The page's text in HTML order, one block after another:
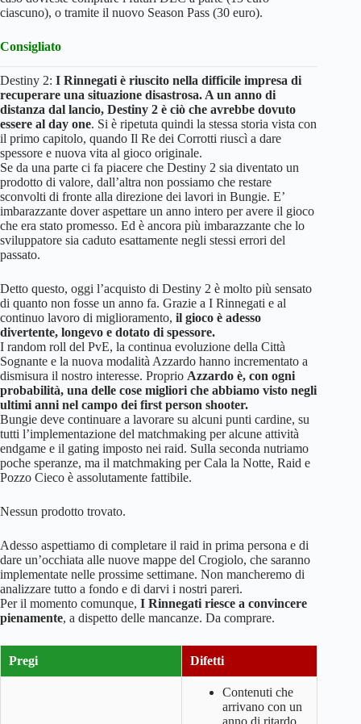
ciascuno), o tramite il nuovo Season Pass (30 euro).
Consigliato
Destiny 2: I Rinnegati è riuscito nella difficile impresa di
recuperare una situazione disastrosa. A un anno di
distanza dal lancio, Destiny 2 è ciò che avrebbe dovuto
essere al day one. Si è ripetuta quindi la stessa storia vista con
il primo capitolo, quando Il Re dei Corrotti riuscì a dare
spessore e nuova vita al gioco originale.
Se da una parte ci fa piacere che Destiny 2 sia diventato un
prodotto di valore, dall’altra non possiamo che restare
sconvolti di fronte alla direzione dei lavori in Bungie. E’
imbarazzante dover aspettare un anno intero per avere il gioco
che era stato promesso. Ed è ancora più imbarazzante che lo
sviluppatore sia caduto esattamente negli stessi errori del
passato.
Detto questo, oggi l’acquisto di Destiny 2 è molto più sensato
di quanto non fosse un anno fa. Grazie a I Rinnegati e al
continuo lavoro di miglioramento, il gioco è adesso
divertente, longevo e dotato di spessore.
I random roll del PvE, la continua evoluzione della Città
Sognante e la nuova modalità Azzardo hanno incrementato a
dismisura il nostro interesse. Proprio Azzardo è, con ogni
probabilità, una delle cose migliori che abbiamo visto negli
ultimi anni nel campo dei first person shooter.
Bungie deve continuare a lavorare su alcuni punti cardine, su
tutti l’implementazione del matchmaking per alcune attività
endgame e il gating imposto nei raid. Sulla seconda nutriamo
poche speranze, ma il matchmaking per Cala la Notte, Raid e
Pozzo Cieco è assolutamente fattibile.
Nessun prodotto trovato.
Adesso aspettiamo di completare il raid in prima persona e di
dare un’occhiata alle nuove mappe del Crogiolo, che saranno
implementate nelle prossime settimane. Non mancheremo di
analizzare tutto a fondo e di darvi i nostri pareri.
Per il momento comunque, I Rinnegati riesce a convincere
pienamente, a dispetto delle mancanze. Da comprare.
Pregi Difetti
Contenuti che
arrivano con un
anno di ritardo